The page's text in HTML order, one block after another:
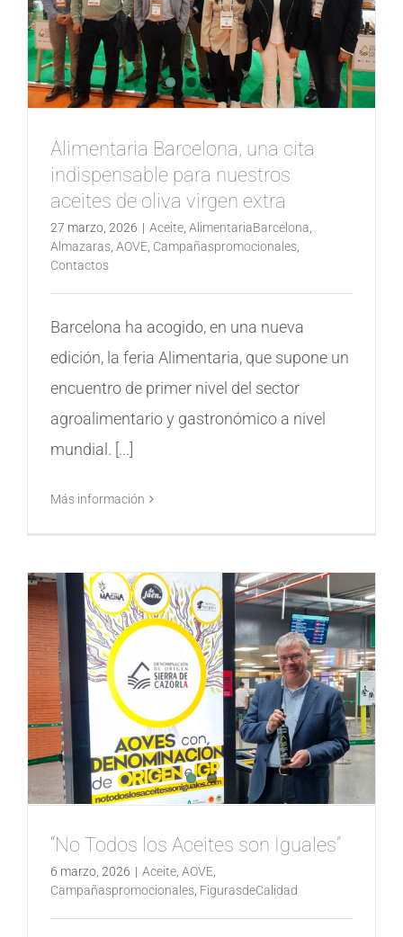
Alimentaria Barcelona, una cita
indispensable para nuestros
aceites de oliva virgen extra
27 marzo, 2026 | Aceite, AlimentariaBarcelona,
Almazaras, AOVE, Campañaspromocionales,
Contactos
Barcelona ha acogido, en una nueva
edición, la feria Alimentaria, que supone un
encuentro de primer nivel del sector
agroalimentario y gastronómico a nivel
mundial. [...]
Más información
“No Todos los Aceites son Iguales”
6 marzo, 2026 | Aceite, AOVE,
Campañaspromocionales, FigurasdeCalidad